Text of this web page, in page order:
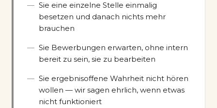
Sie eine einzelne Stelle einmalig
besetzen und danach nichts mehr
brauchen
Sie Bewerbungen erwarten, ohne intern
bereit zu sein, sie zu bearbeiten
Sie ergebnisoffene Wahrheit nicht hören
wollen — wir sagen ehrlich, wenn etwas
nicht funktioniert